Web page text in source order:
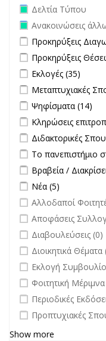
Remove Δελτία
Δελτία Τύπου
Remove
Ανακοινώσεις
Apply Προκηρύξεις
Προκηρύξεις
Apply Προκηρύξεις
Προκηρύξεις
Apply Εκλογές filter
Εκλογές (35)
ApplyΜεταπτυχιακές
Apply Ψηφίσματα
Ψηφίσματα (14)
Apply Κληρώσεις
Κληρώσεις
ApplyΔιδακτορικές
Apply Το
Το πανεπιστήμιο
Apply Βραβεία /
Βραβεία /
Apply Νέα filter
Νέα (5)
undefined
Αλλοδαποί
undefined
Αποφάσεις
undefined
Διαβουλεύσεις (0)
undefined
Διοικητικά Θέματα
undefined
Εκλογή
undefined
Φοιτητική
undefined
Περιοδικές
undefined
Προπτυχιακές
Show more